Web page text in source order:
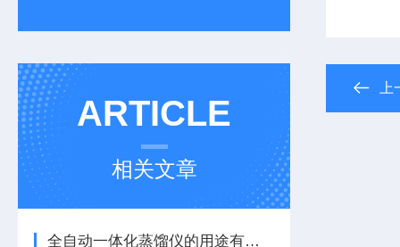
ARTICLE
相关文章
全自动一体化蒸馏仪的用途有哪些